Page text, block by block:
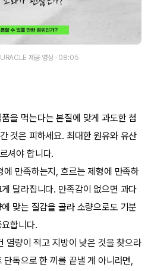
제공 영상 · 08:05
을 먹는다는 본질에 맞게 과도한 첨
것은 피하세요. 최대한 원유와 유산
셔야 합니다.
에 만족하는지, 흐르는 제형에 만족하
달라집니다. 만족감이 없으면 과다
맞는 질감을 골라 소량으로도 기분
합니다.
열량이 적고 지방이 낮은 것을 찾으라
독으로 한 끼를 끝낼 게 아니라면,